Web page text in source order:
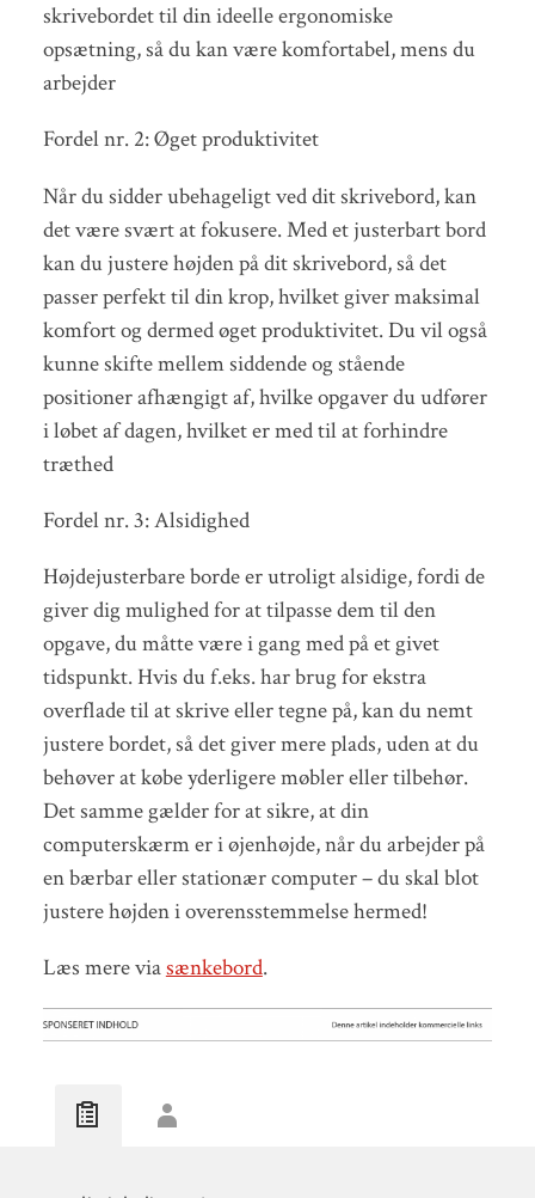
skrivebordet til din ideelle ergonomiske
opsætning, så du kan være komfortabel, mens du
arbejder
Fordel nr. 2: Øget produktivitet
Når du sidder ubehageligt ved dit skrivebord, kan
det være svært at fokusere. Med et justerbart bord
kan du justere højden på dit skrivebord, så det
passer perfekt til din krop, hvilket giver maksimal
komfort og dermed øget produktivitet. Du vil også
kunne skifte mellem siddende og stående
positioner afhængigt af, hvilke opgaver du udfører
i løbet af dagen, hvilket er med til at forhindre
træthed
Fordel nr. 3: Alsidighed
Højdejusterbare borde er utroligt alsidige, fordi de
giver dig mulighed for at tilpasse dem til den
opgave, du måtte være i gang med på et givet
tidspunkt. Hvis du f.eks. har brug for ekstra
overflade til at skrive eller tegne på, kan du nemt
justere bordet, så det giver mere plads, uden at du
behøver at købe yderligere møbler eller tilbehør.
Det samme gælder for at sikre, at din
computerskærm er i øjenhøjde, når du arbejder på
en bærbar eller stationær computer – du skal blot
justere højden i overensstemmelse hermed!
Læs mere viasænkebord.